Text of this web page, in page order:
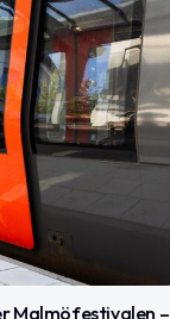
Malmöfestivalen –